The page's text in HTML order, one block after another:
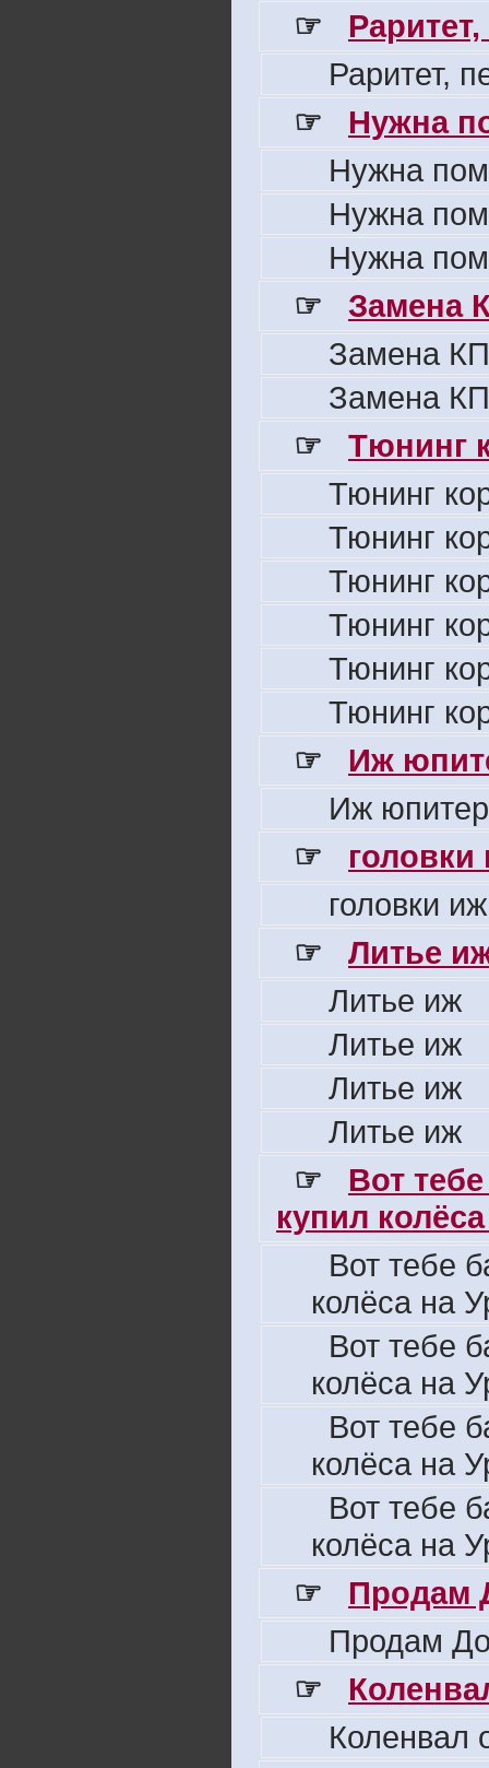
☞
Раритет,
☞
Нужна
Нужна
Нужна
Нужна
☞
Замена
Замена
Замена
☞
Тюнинг
Тюнинг
Тюнинг
Тюнинг
Тюнинг
Тюнинг
Тюнинг
☞
Иж
Иж
☞
головки
☞
Литье
Литье иж
Литье иж
Литье иж
Литье иж
☞
Вот
купил
Вот тебе
колёса на
Вот тебе
колёса на
Вот тебе
колёса на
Вот тебе
колёса на
☞
Продам
Продам
☞
Коленвал